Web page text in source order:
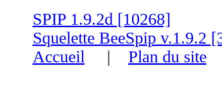
SPIP 1.9.2d [10268]
Squelette BeeSpip v.1.9.2
Accueil | Plan du site